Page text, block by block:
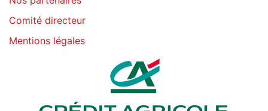
Comité directeur
Mentions légales